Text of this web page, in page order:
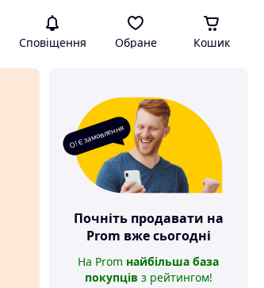
Сповіщення Обране Кошик
О! Є замовлення
Почніть продавати на
Prom вже сьогодні
На Prom найбільша база
покупців з рейтингом!